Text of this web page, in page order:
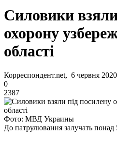
Силовики
охорону
області
Корреспондент.net, 6 червня
0
2387
Фото: МВД Украины
До патрулювання залучать понад